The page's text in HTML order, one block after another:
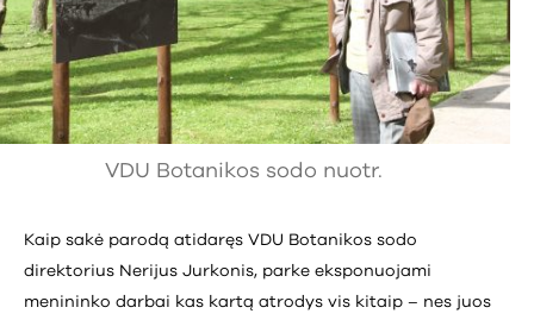
VDU Botanikos sodo nuotr.
Kaip sakė parodą atidaręs VDU Botanikos sodo
direktorius Nerijus Jurkonis, parke eksponuojami
menininko darbai kas kartą atrodys vis kitaip – nes juos